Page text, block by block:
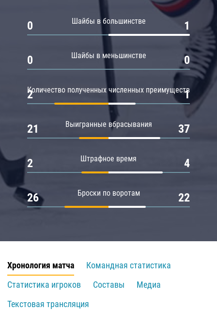
Шайбы в большинстве
0 1
Шайбы в меньшинстве
0 0
Количество полученных численных преимуществ
2 1
Выигранные вбрасывания
21 37
Штрафное время
2 4
Броски по воротам
26 22
Хронология матча
Командная статистика
Статистика игроков
Составы
Медиа
Текстовая трансляция